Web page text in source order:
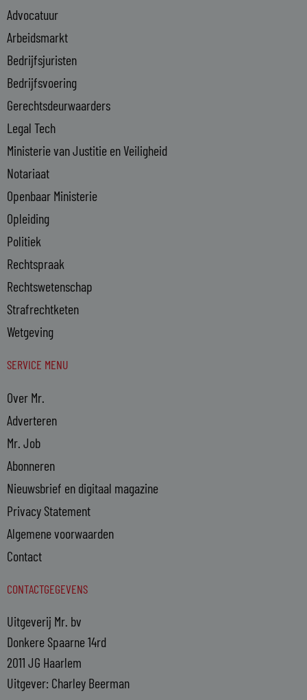
d
i
n
-
i
n
Advocatuur
Arbeidsmarkt
Bedrijfsjuristen
Bedrijfsvoering
Gerechtsdeurwaarders
Legal Tech
Ministerie van Justitie en Veiligheid
Notariaat
Openbaar Ministerie
Opleiding
Politiek
Rechtspraak
Rechtswetenschap
Strafrechtketen
Wetgeving
SERVICE MENU
Over Mr.
Adverteren
Mr. Job
Abonneren
Nieuwsbrief en digitaal magazine
Privacy Statement
Algemene voorwaarden
Contact
CONTACTGEGEVENS
Uitgeverij Mr. bv
Donkere Spaarne 14rd
2011 JG Haarlem
Uitgever: Charley Beerman